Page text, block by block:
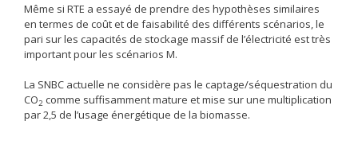
Même si RTE a essayé de prendre des hypothèses similaires
en termes de coût et de faisabilité des différents scénarios, le
pari sur les capacités de stockage massif de l’électricité est très
important pour les scénarios M.
La SNBC actuelle ne considère pas le captage/séquestration du
CO2 comme suffisamment mature et mise sur une multiplication
par 2,5 de l’usage énergétique de la biomasse.